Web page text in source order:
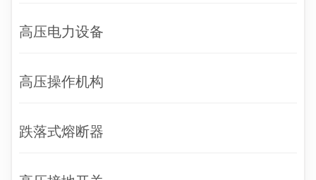
高压电力设备
高压操作机构
跌落式熔断器